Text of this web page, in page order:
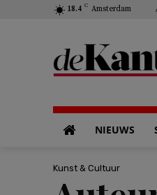
18.4 C Amsterdam
NIEUWS
Kunst & Cultuur